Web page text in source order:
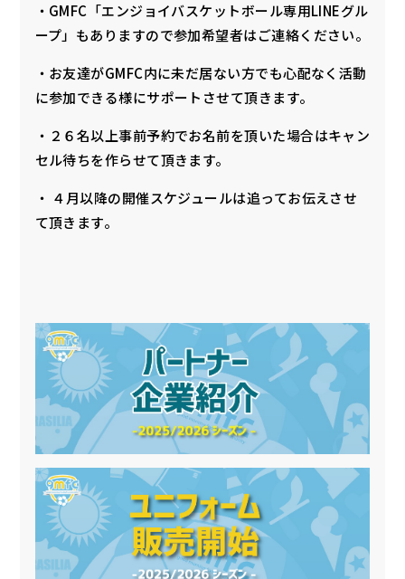
・GMFC「エンジョイバスケットボール専用LINEグル
ープ」もありますので参加希望者はご連絡ください。
・お友達がGMFC内に未だ居ない方でも心配なく活動
に参加できる様にサポートさせて頂きます。
・２６名以上事前予約でお名前を頂いた場合はキャン
セル待ちを作らせて頂きます。
・ ４月以降の開催スケジュールは追ってお伝えさせ
て頂きます。